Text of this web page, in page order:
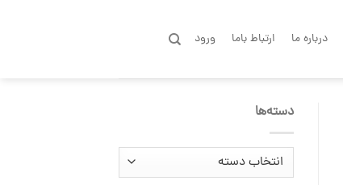
درباره ما ارتباط باما ورود
دسته‌ها
دسته‌ها